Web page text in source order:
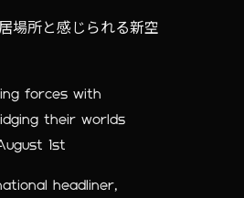
場所と感じられる新空
forces with
their worlds
1st
headliner,